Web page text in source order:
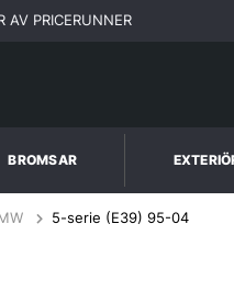
AV PRICERUNNER
BROMSAR
5-serie (E39) 95-04